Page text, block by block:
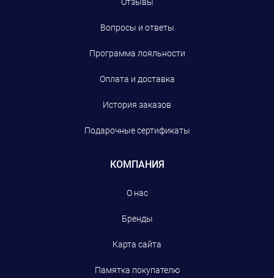
Отзывы
Вопросы и ответы
Программа лояльности
Оплата и доставка
История заказов
Подарочные сертификаты
КОМПАНИЯ
О нас
Бренды
Карта сайта
Памятка покупателю